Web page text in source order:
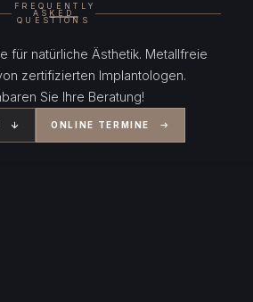
FREQUENTLY
ASKED
QUESTIONS
für natürliche Ästhetik. Metallfreie
zertifizierten Implantologen.
Sie Ihre Beratung!
ONLINE TERMINE